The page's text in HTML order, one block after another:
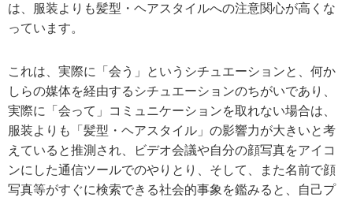
は、服装よりも髪型・ヘアスタイルへの注意関心が高くな
っています。
これは、実際に「会う」というシチュエーションと、何か
しらの媒体を経由するシチュエーションのちがいであり、
実際に「会って」コミュニケーションを取れない場合は、
服装よりも「髪型・ヘアスタイル」の影響力が大きいと考
えていると推測され、ビデオ会議や自分の顔写真をアイコ
ンにした通信ツールでのやりとり、そして、また名前で顔
写真等がすぐに検索できる社会的事象を鑑みると、自己プ